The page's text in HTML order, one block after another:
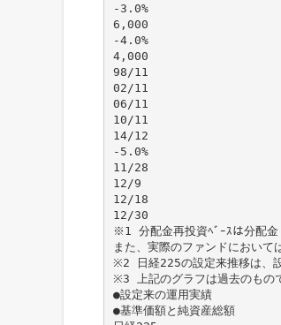
-3.0%
6,000
-4.0%
4,000
98/11
02/11
06/11
10/11
14/12
-5.0%
11/28
12/9
12/18
12/30
※1 分配金再投資ﾍﾞｰｽは分配金
また、実際のファンドにおいて
※2 日経225の設定来推移は、
※3 上記のグラフは過去のもの
●設定来の運用実績
●基準価額と純資産総額